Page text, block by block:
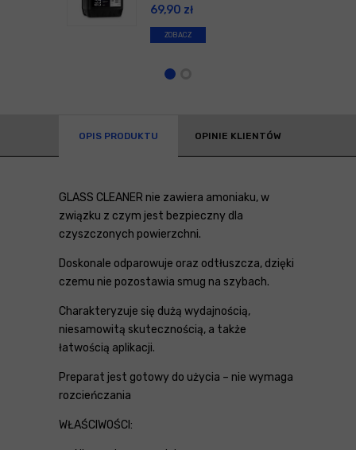
69,90 zł
ZOBACZ
OPIS PRODUKTU OPINIE KLIENTÓW
GLASS CLEANER nie zawiera amoniaku, w
związku z czym jest bezpieczny dla
czyszczonych powierzchni.
Doskonale odparowuje oraz odtłuszcza, dzięki
czemu nie pozostawia smug na szybach.
Charakteryzuje się dużą wydajnością,
niesamowitą skutecznością, a także
łatwością aplikacji.
Preparat jest gotowy do użycia – nie wymaga
rozcieńczania
WŁAŚCIWOŚCI: